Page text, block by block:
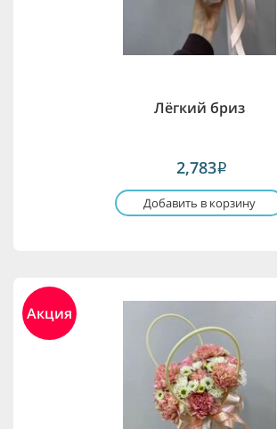
Лёгкий бриз
2,783i
Добавить в корзину
Акция